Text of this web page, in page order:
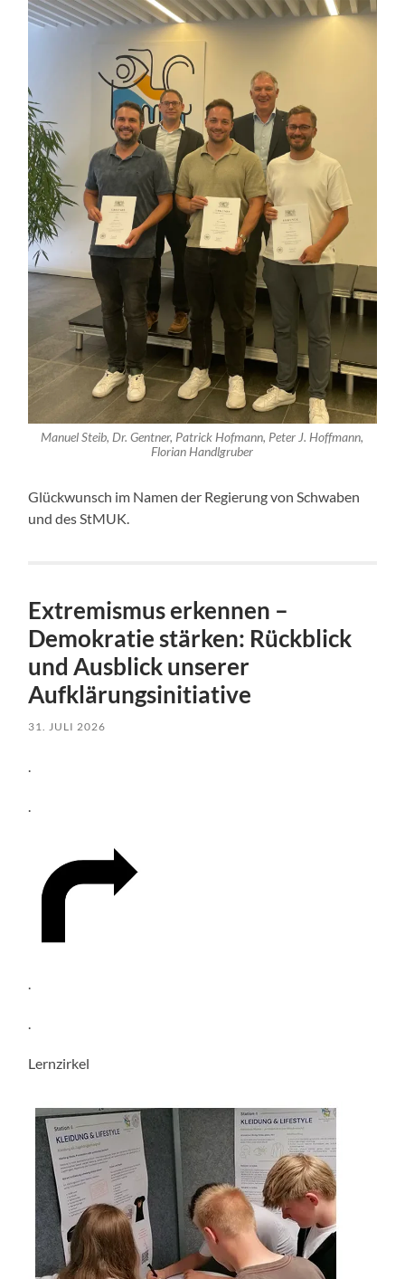
Manuel Steib, Dr. Gentner, Patrick Hofmann, Peter J. Hoffmann,
Florian Handlgruber
Glückwunsch im Namen der Regierung von Schwaben
und des StMUK.
Extremismus erkennen –
Demokratie stärken: Rückblick
und Ausblick unserer
Aufklärungsinitiative
31. JULI 2026
.
.
Lernzirkel